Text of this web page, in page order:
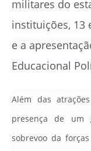
militares do
instituições, 13
e a
Educacional
Além das
presença de um
sobrevoo da